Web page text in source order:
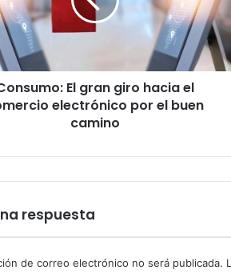
El gran giro hacia el
electrónico por el buen
camino
respuesta
de correo electrónico no será publicada.